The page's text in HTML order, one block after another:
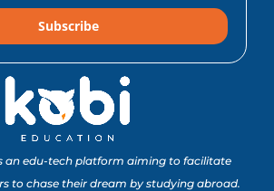
10 Lomba Jurusan
Matematika untuk
Portofolio Anak SMA
Buat Study Abroad Yang
Subscribe
an edu-tech platform aiming to facilitate
to chase their dream by studying abroad.